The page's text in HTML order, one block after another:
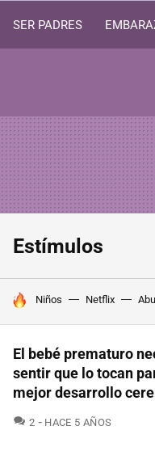
SER PADRES
Estímulos
HOY SE HABLA DE
Niños Netflix
El bebé prematuro
sentir que lo tocan
mejor desarrollo
2 COMENTARIOS
HACE 5 AÑOS